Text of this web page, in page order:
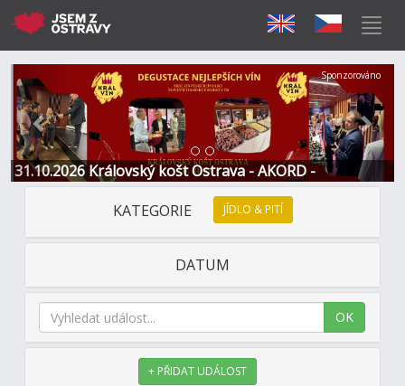
31.10.2026 Královský košt Ostrava - AKORD -
Restaurace a Hotel
Předchozí Další
Sponzorováno
KATEGORIE JÍDLO & PITÍ
DATUM
OK
+ PŘIDAT UDÁLOST